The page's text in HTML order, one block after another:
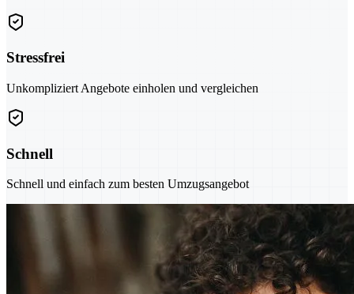
Stressfrei
Unkompliziert Angebote einholen und vergleichen
Schnell
Schnell und einfach zum besten Umzugsangebot